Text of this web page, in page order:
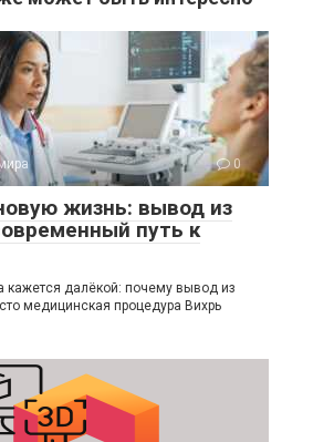
0
жизнь: вывод из
путь к
кажется далёкой: почему вывод из
медицинская процедура Вихрь